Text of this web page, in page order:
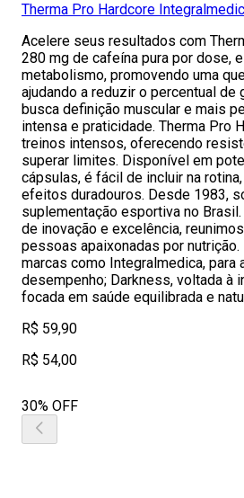
Therma Pro Hardcore
Acelere seus resultados com
280 mg de cafeína pura por dose,
metabolismo, promovendo uma
ajudando a reduzir o percentual de
busca definição muscular e mais
intensa e praticidade. Therma Pro
treinos intensos, oferecendo
superar limites. Disponível em
cápsulas, é fácil de incluir na
efeitos duradouros. Desde 1983,
suplementação esportiva no
de inovação e excelência,
pessoas apaixonadas por
marcas como Integralmedica, para
desempenho; Darkness, voltada à
focada em saúde equilibrada e
R$ 59,90
R$ 54,00
30% OFF